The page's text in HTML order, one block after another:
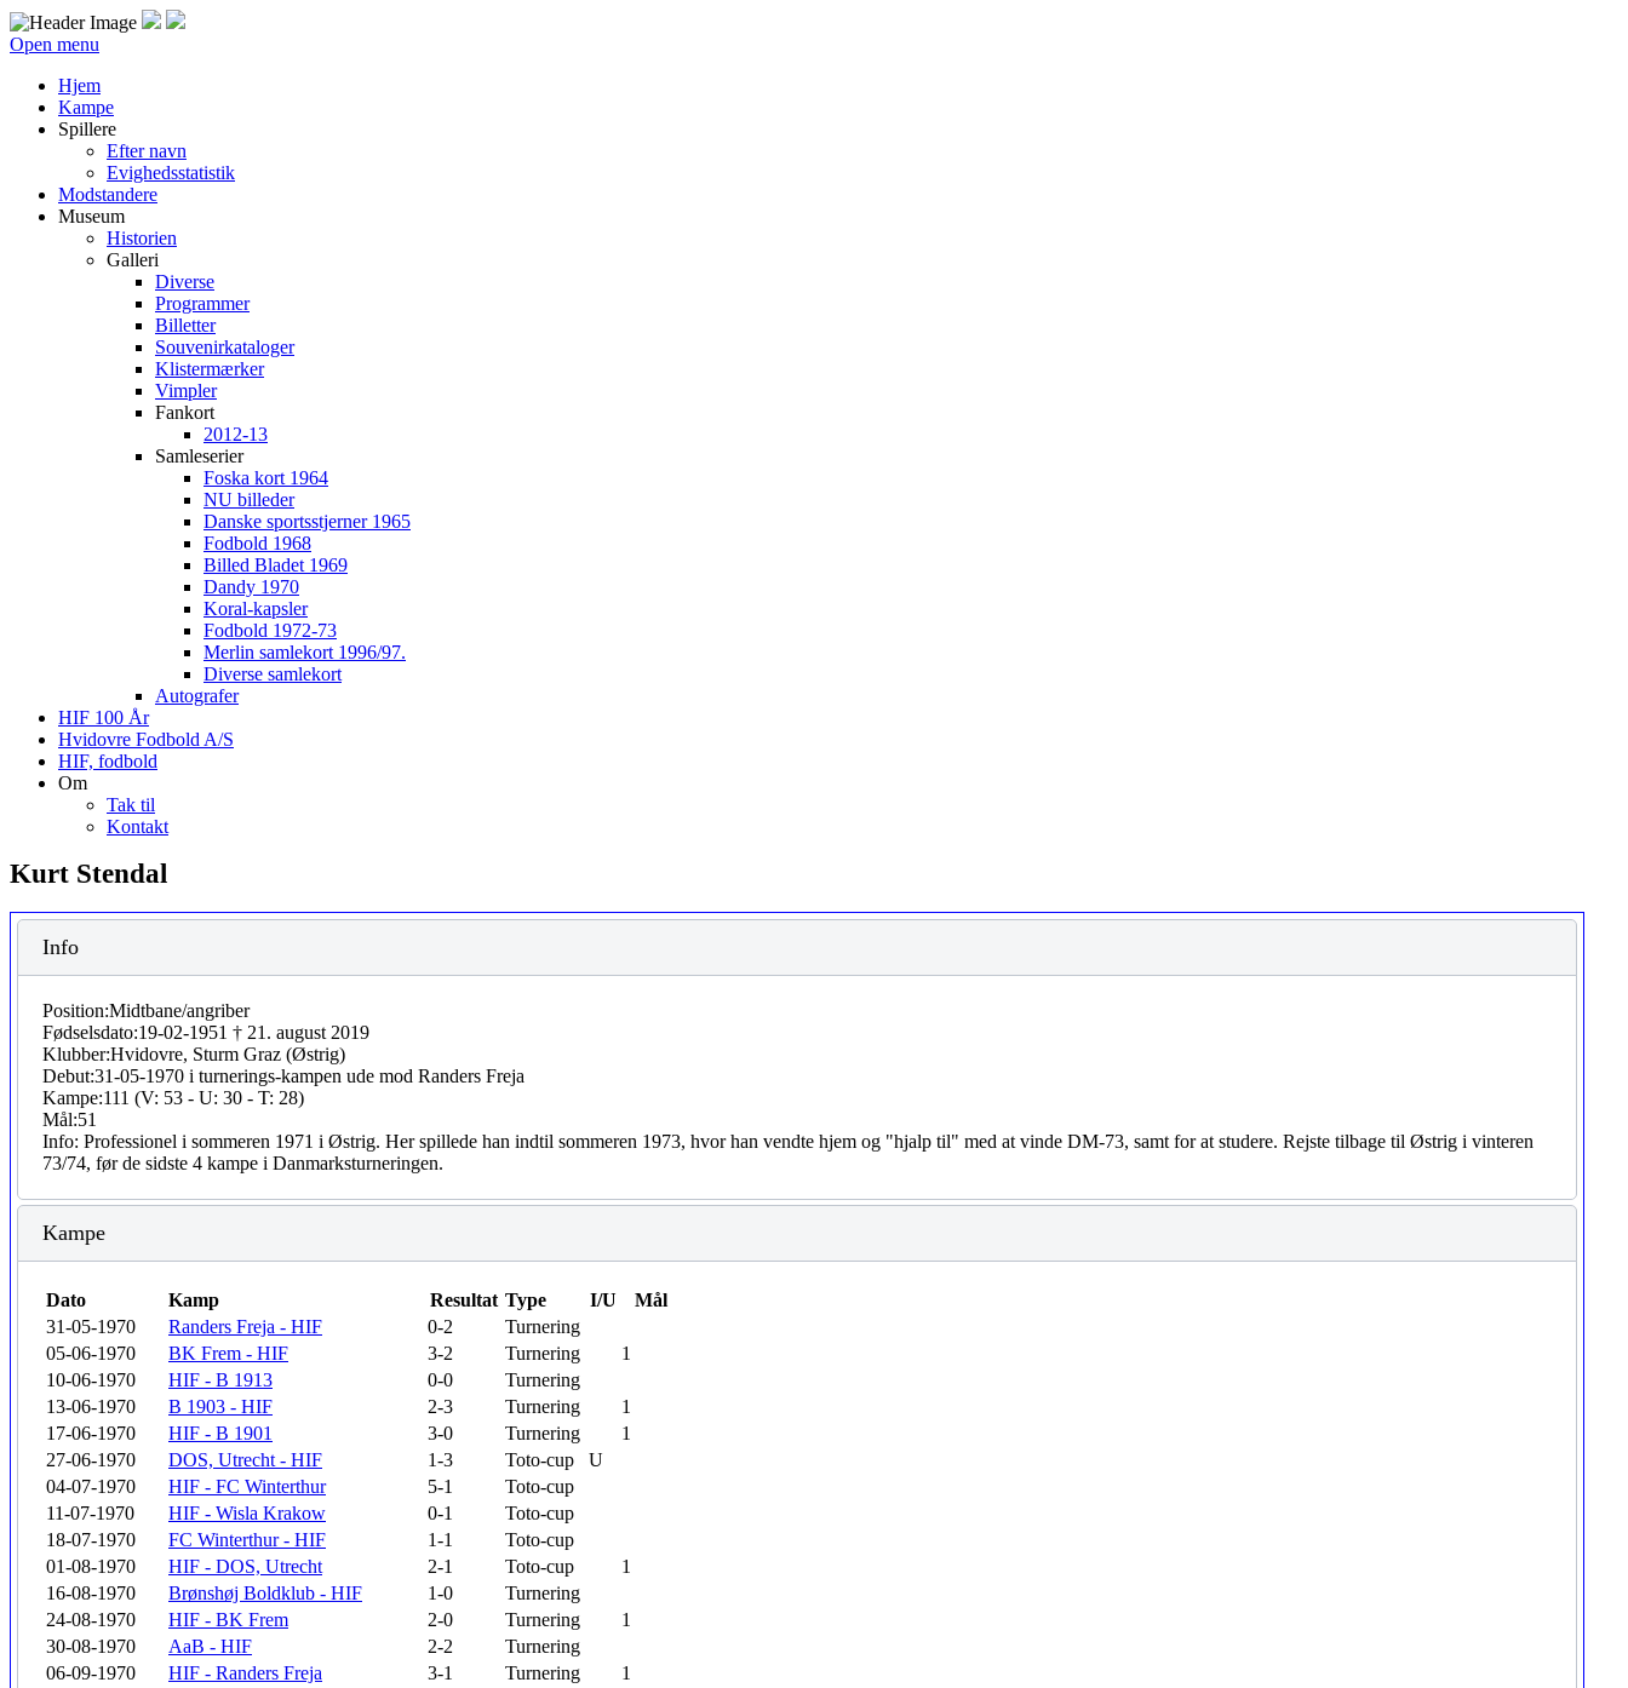
Open menu
Hjem
Kampe
Spillere
Efter navn
Evighedsstatistik
Modstandere
Museum
Historien
Galleri
Diverse
Programmer
Billetter
Souvenirkataloger
Klistermærker
Vimpler
Fankort
2012-13
Samleserier
Foska kort 1964
NU billeder
Danske sportsstjerner 1965
Fodbold 1968
Billed Bladet 1969
Dandy 1970
Koral-kapsler
Fodbold 1972-73
Merlin samlekort 1996/97.
Diverse samlekort
Autografer
HIF 100 År
Hvidovre Fodbold A/S
HIF, fodbold
Om
Tak til
Kontakt
Kurt Stendal
Info
Position:Midtbane/angriber
Fødselsdato:19-02-1951 † 21. august 2019
Klubber:Hvidovre, Sturm Graz (Østrig)
Debut:31-05-1970 i turnerings-kampen ude mod Randers Freja
Kampe:111 (V: 53 - U: 30 - T: 28)
Mål:51
Info: Professionel i sommeren 1971 i Østrig. Her spillede han indtil sommeren 1973, hvor han vendte hjem og "hjalp til" med at vinde DM-73, samt for at studere. Rejste tilbage til Østrig i vinteren
73/74, før de sidste 4 kampe i Danmarksturneringen.
Kampe
Dato Kamp Resultat Type I/U
Mål
31-05-1970
Randers Freja - HIF 0-2
Turnering
05-06-1970
BK Frem - HIF 3-2 Turnering
1
10-06-1970
HIF - B 1913 0-0
Turnering
13-06-1970
B 1903 - HIF 2-3 Turnering
1
17-06-1970
HIF - B 1901 3-0 Turnering
1
27-06-1970
DOS, Utrecht - HIF 1-3 Toto-cup
U
04-07-1970
HIF - FC Winterthur 5-1
Toto-cup
11-07-1970
HIF - Wisla Krakow 0-1
Toto-cup
18-07-1970
FC Winterthur - HIF 1-1
Toto-cup
01-08-1970
HIF - DOS, Utrecht 2-1 Toto-cup
1
16-08-1970
Brønshøj Boldklub - HIF 1-0
Turnering
24-08-1970
HIF - BK Frem 2-0 Turnering
1
30-08-1970
AaB - HIF 2-2
Turnering
06-09-1970
HIF - Randers Freja 3-1 Turnering
1